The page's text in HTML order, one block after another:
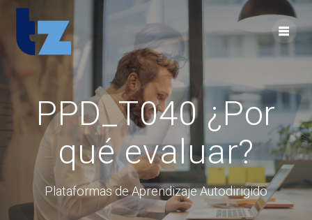
content
PPD_T040 ¿Por
qué evaluar?
Plataformas de Aprendizaje Autodirigido